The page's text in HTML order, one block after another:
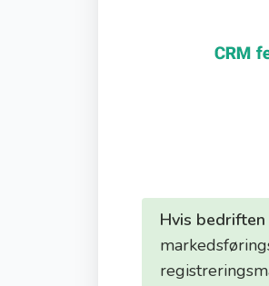
Hvis